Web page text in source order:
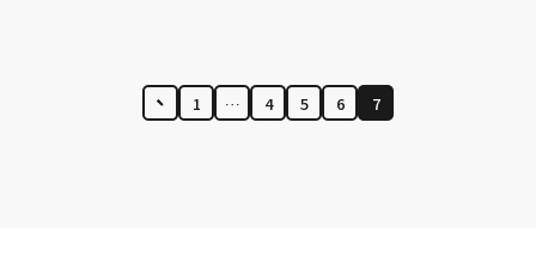
1 … 4 5 6 7